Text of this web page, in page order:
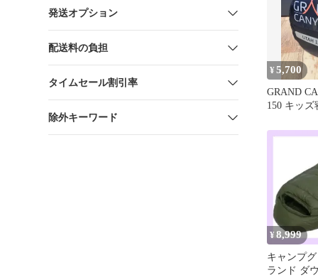
発送オプション
配送料の負担
タイムセール割引率
除外キーワード
¥5,700
GRAND
150 キッ
¥8,999
キャンプ
ランド ダ